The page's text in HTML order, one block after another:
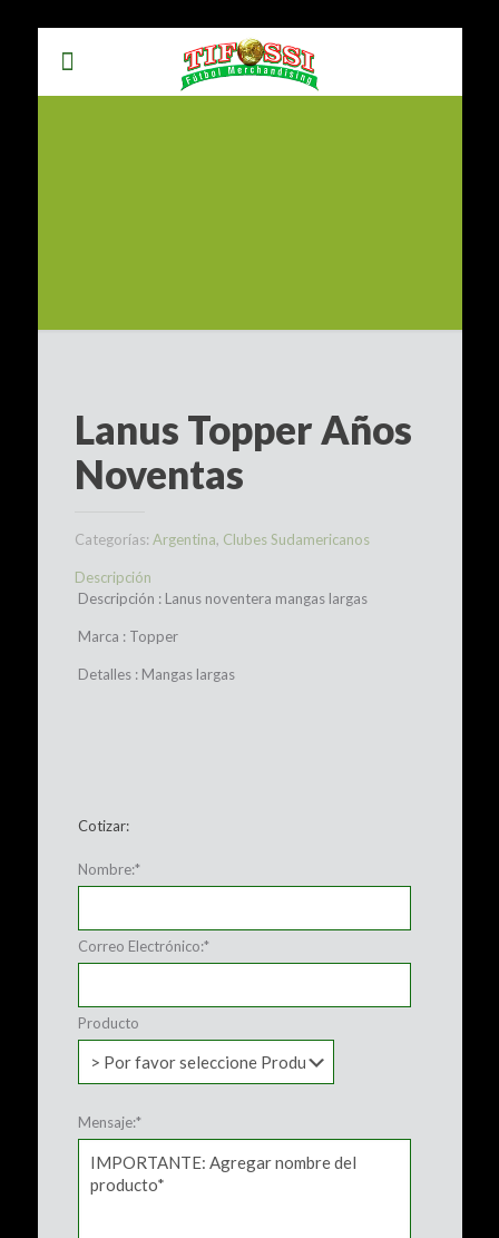
Lanus Topper Años
Noventas
Categorías: Argentina, Clubes Sudamericanos
Descripción
Descripción : Lanus noventera mangas largas
Marca : Topper
Detalles : Mangas largas
Cotizar:
Nombre:*
Correo Electrónico:*
Producto
Mensaje:*